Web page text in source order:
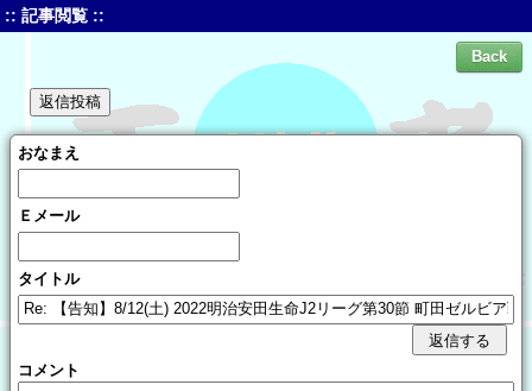
:: 記事閲覧 ::
おなまえ
Ｅメール
タイトル
コメント